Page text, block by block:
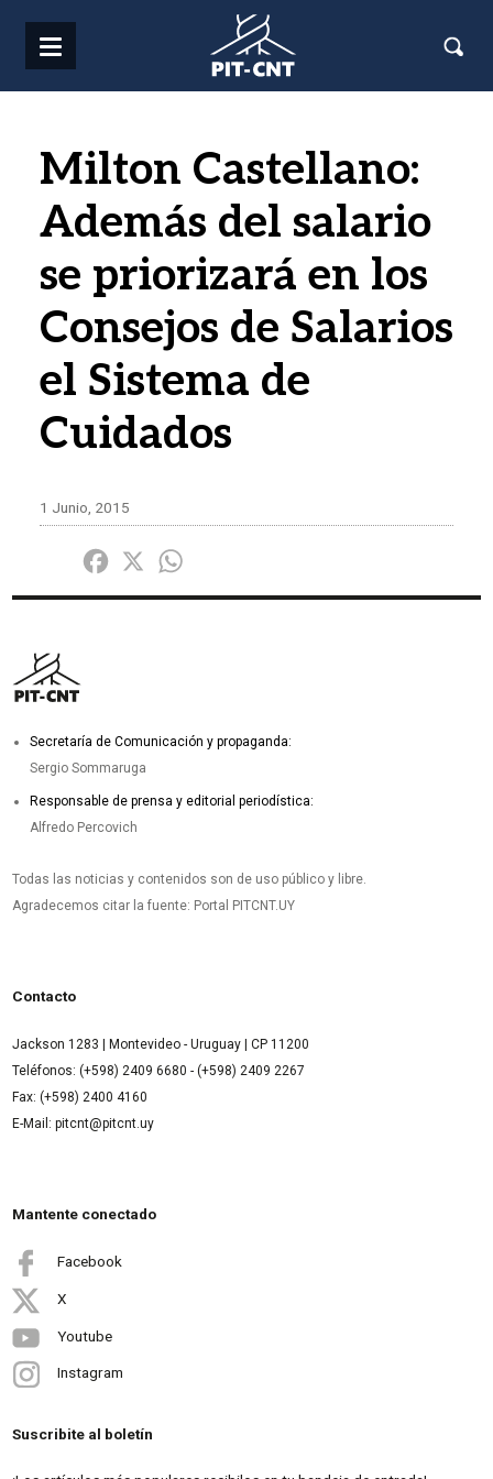
Milton Castellano:
Además del salario
se priorizará en los
Consejos de Salarios
el Sistema de
Cuidados
1 Junio, 2015
Share Facebook
X
Secretaría de Comunicación y propaganda:
Sergio Sommaruga
Responsable de prensa y editorial periodística:
Alfredo Percovich
Todas las noticias y contenidos son de uso público y libre.
Agradecemos citar la fuente: Portal PITCNT.UY
Contacto
Jackson 1283 | Montevideo - Uruguay | CP 11200
Teléfonos: (+598) 2409 6680 - (+598) 2409 2267
Fax: (+598) 2400 4160
E-Mail: pitcnt@pitcnt.uy
Mantente conectado
Facebook
X
Youtube
Instagram
Suscribite al boletín